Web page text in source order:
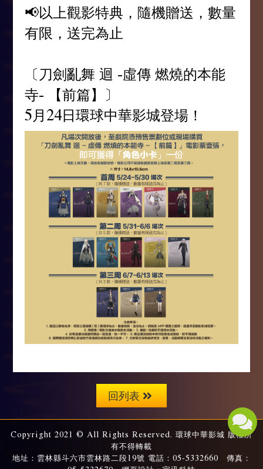
📢以上觀影特典，隨機贈送，數量
有限，送完為止
〔刀劍亂舞 迴 -虛傳 燃燒的本能
寺- 【前篇】〕
5月24日環球中華影城登場！
回列表
Copyright 2021 © All Rights Reserved. 環球中華影城 版權所
有不得轉載
地址：雲林縣斗六市雲林路二段19號 電話：05-5332660 傳真：